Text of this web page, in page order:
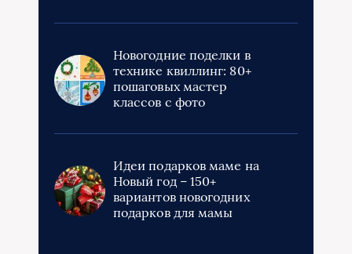
Новогодние поделки в
технике квиллинг: 80+
пошаговых мастер
классов с фото
Идеи подарков маме на
Новый год – 150+
вариантов новогодних
подарков для мамы